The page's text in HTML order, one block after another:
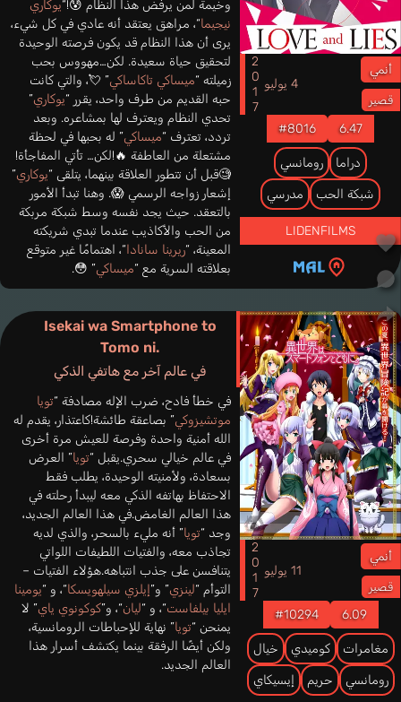
أنمي
قصير
4 يوليو 2017
6.47
#8016
دراما رومانسي
شبكة الحب مدرسي
LIDENFILMS
وخيمة لمن يرفض هذا النظام 😰!“يوكاري
نيجيما“، مراهق يعتقد أنه عادي في كل شيء،
يرى أن هذا النظام قد يكون فرصته الوحيدة
لتحقيق حياة سعيدة. لكن…مهووس بحب
زميلته “ميساكي تاكاساكي” 💘، والتي كانت
حبه القديم من طرف واحد، يقرر “يوكاري”
تحدي النظام ويعترف لها بمشاعره. وبعد
تردد، تعترف “ميساكي” له بحبها في لحظة
مشتعلة من العاطفة 🔥!لكن… تأتي المفاجأة!
🧐قبل أن تتطور العلاقة بينهما، يتلقى “يوكاري”
إشعار زواجه الرسمي 😱. وهنا تبدأ الأمور
بالتعقد. حيث يجد نفسه وسط شبكة مربكة
من الحب والأكاذيب عندما تبدي شريكته
المعينة، “ريرينا سانادا“، اهتمامًا غير متوقع
بعلاقته السرية مع “ميساكي” 😳.
Isekai wa Smartphone to
Tomo ni.
في عالم آخر مع هاتفي الذكي
أنمي
قصير
11 يوليو 2017
6.09
#10294
مغامرات كوميدي خيال
رومانسي حريم إيسيكاي
في خطأ فادح، ضرب الإله مصادفة “تويا
موتشيزوكي” بصاعقة طائشة!كاعتذار، يقدم له
الله أمنية واحدة وفرصة للعيش مرة أخرى
في عالم خيالي سحري.يقبل “تويا” العرض
بسعادة، ولأمنيته الوحيدة، يطلب فقط
الاحتفاظ بهاتفه الذكي معه ليبدأ رحلته في
هذا العالم الغامض.في هذا العالم الجديد،
وجد “تويا” أنه مليء بالسحر، والذي لديه
تجاذب معه، والفتيات اللطيفات اللواتي
يتنافسن على جذب انتباهه.هؤلاء الفتيات –
التوأم “لينزي” و”إيلزي سيلهويسكا“، و “يومينا
ايليا بيلفاست“، و “ليان“، و”كوكونوي ياي” لا
يمنحن “تويا” نهاية للإحباطات الرومانسية،
ولكن أيضًا الرفقة بينما يكتشف أسرار هذا
العالم الجديد.